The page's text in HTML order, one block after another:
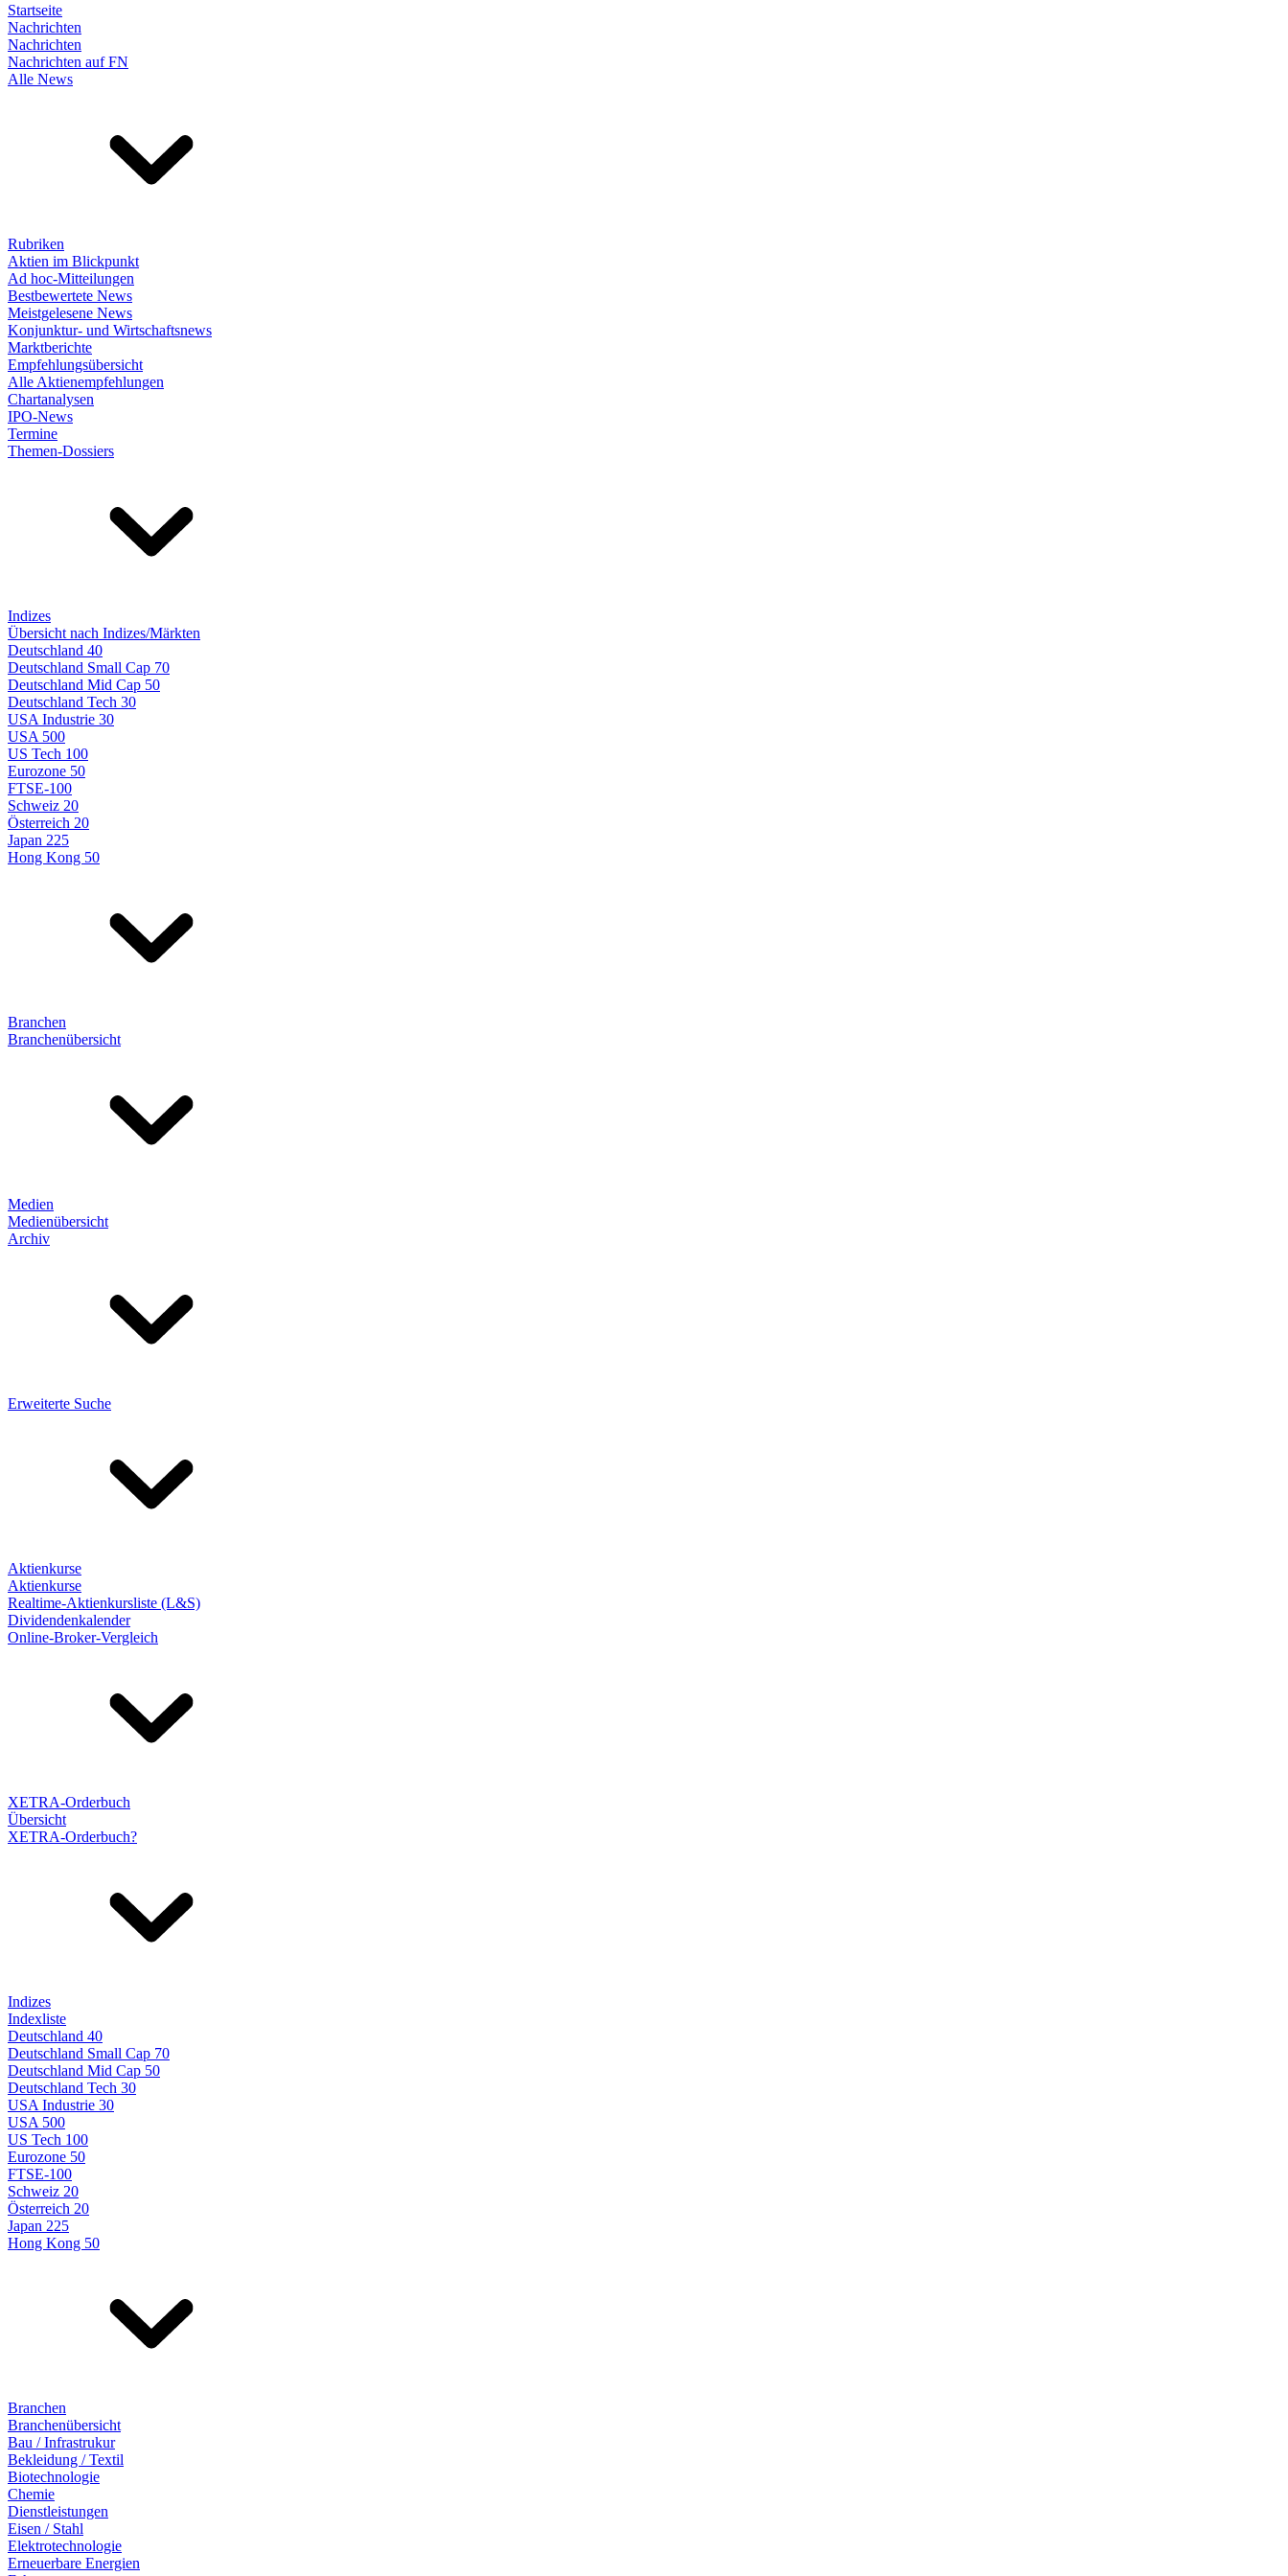
Startseite
Nachrichten
Nachrichten
Nachrichten auf FN
Alle News
Rubriken
Aktien im Blickpunkt
Ad hoc-Mitteilungen
Bestbewertete News
Meistgelesene News
Konjunktur- und Wirtschaftsnews
Marktberichte
Empfehlungsübersicht
Alle Aktienempfehlungen
Chartanalysen
IPO-News
Termine
Themen-Dossiers
Indizes
Übersicht nach Indizes/Märkten
Deutschland 40
Deutschland Small Cap 70
Deutschland Mid Cap 50
Deutschland Tech 30
USA Industrie 30
USA 500
US Tech 100
Eurozone 50
FTSE-100
Schweiz 20
Österreich 20
Japan 225
Hong Kong 50
Branchen
Branchenübersicht
Medien
Medienübersicht
Archiv
Erweiterte Suche
Aktienkurse
Aktienkurse
Realtime-Aktienkursliste (L&S)
Dividendenkalender
Online-Broker-Vergleich
XETRA-Orderbuch
Übersicht
XETRA-Orderbuch?
Indizes
Indexliste
Deutschland 40
Deutschland Small Cap 70
Deutschland Mid Cap 50
Deutschland Tech 30
USA Industrie 30
USA 500
US Tech 100
Eurozone 50
FTSE-100
Schweiz 20
Österreich 20
Japan 225
Hong Kong 50
Branchen
Branchenübersicht
Bau / Infrastrukur
Bekleidung / Textil
Biotechnologie
Chemie
Dienstleistungen
Eisen / Stahl
Elektrotechnologie
Erneuerbare Energien